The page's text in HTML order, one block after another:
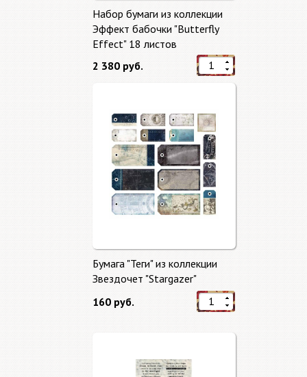
Набор бумаги из коллекции
Эффект бабочки "Butterfly
Effect" 18 листов
2 380 руб.
Бумага "Теги" из коллекции
Звездочет "Stargazer"
160 руб.